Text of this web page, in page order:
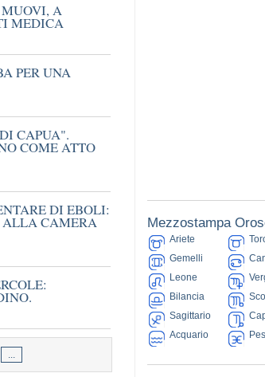
Mezzostampa
Ariete
Gemelli
Leone
Bilancia
Sagittario
Acquario
A
MEDICA
PER UNA
CAPUA".
COME ATTO
DI EBOLI:
ALLA CAMERA
...